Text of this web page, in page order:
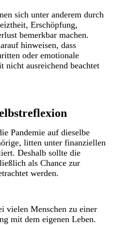
sich unter anderem durch
Erschöpfung,
bemerkbar machen.
hinweisen, dass
oder emotionale
nicht ausreichend beachtet
Pandemie auf dieselbe
litten unter finanziellen
Deshalb sollte die
als Chance zur
werden.
vielen Menschen zu einer
mit dem eigenen Leben.